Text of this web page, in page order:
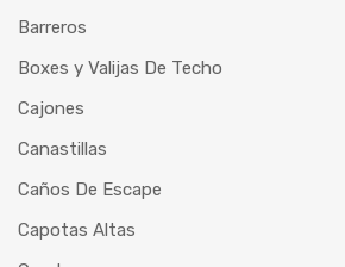
Barreros
Boxes y Valijas De Techo
Cajones
Canastillas
Caños De Escape
Capotas Altas